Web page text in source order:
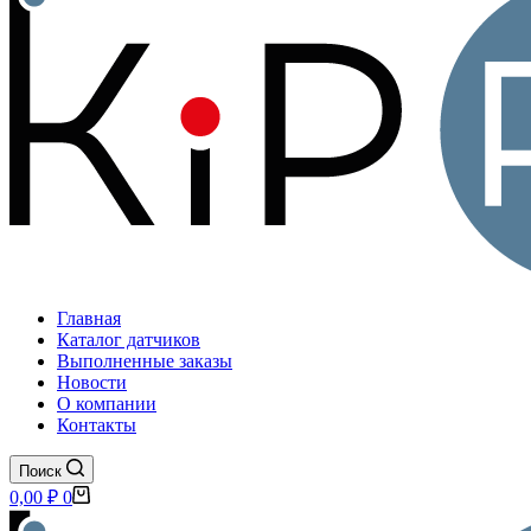
Главная
Каталог датчиков
Выполненные заказы
Новости
О компании
Контакты
Поиск
Корзина
0,00 ₽ 0